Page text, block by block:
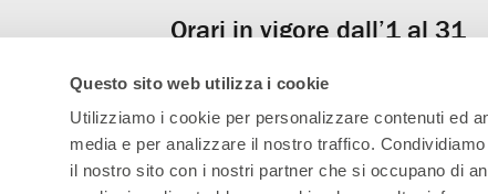
Questo sito web utilizza i cookie
Utilizziamo i cookie per personalizzare contenuti ed
media e per analizzare il nostro traffico.
il nostro sito con i nostri partner che si occupano di
Orari in vigore dall’1 al 31
(orario continuato)
Dom:apertura del solo botteghino un’ora
prima dell’inizio dello spettacolo.